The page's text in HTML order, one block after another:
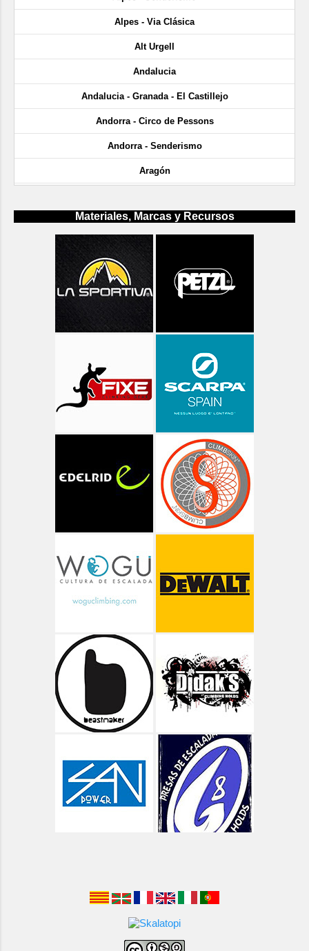
Alpes - Via Clásica
Alt Urgell
Andalucia
Andalucia - Granada - El Castillejo
Andorra - Circo de Pessons
Andorra - Senderismo
Aragón
Aragón - Gargantas de Escuaín
Aragón - Huesca - Ligüerre de Cinca
Aragón - Huesca - Rodellar
Aragón - Huesca - Sacs
Aragón - Huesca - Sandiniés
Aragón - Ibones de Bachimaña
Aragón - Ibón de Respumoso
Aragón - Lagos Azules
Aragón - Ordesa - Góriz
Aragón - Ordesa - Valle de Pineta
Aragón - Ordesa ruta de las Cascadas
Aragón - Pico Arriel
Aragón - Valle de Bujaruelo
Aragón - Valle de Ordiso
Aragón - Vías Clásicas
Arbolí Bloque
Asturias
Asturias - Circular Lagos de Covadonga
Asturias - Oriente - Carbes
Asturias - Oriente - Cuevas del Mar
Asturias - Oriente - Las Cabadas
Asturias - Oviedo - Teverga
Asturias - Ruta de Las Xanas
Asturias - Ruta del Cares
Asturias - Senderismo
Materiales, Marcas y Recursos